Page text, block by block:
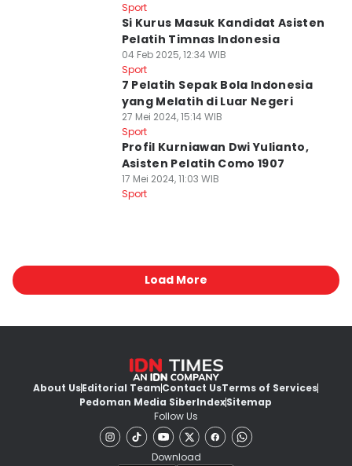
Sport
Si Kurus Masuk Kandidat Asisten
Pelatih Timnas Indonesia
04 Feb 2025, 12:34 WIB
Sport
7 Pelatih Sepak Bola Indonesia
yang Melatih di Luar Negeri
27 Mei 2024, 15:14 WIB
Sport
Profil Kurniawan Dwi Yulianto,
Asisten Pelatih Como 1907
17 Mei 2024, 11:03 WIB
Sport
Load More
About UsEditorial TeamContact UsTerms of Services
Pedoman Media SiberIndexSitemap
Follow Us
Download